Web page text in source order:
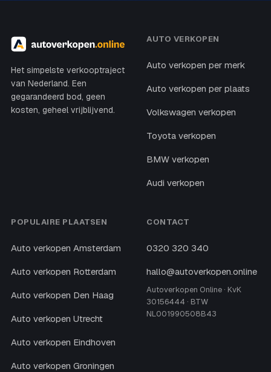
Het simpelste verkooptraject
van Nederland. Een
gegarandeerd bod, geen
kosten, geheel vrijblijvend.
AUTO VERKOPEN
Auto verkopen per merk
Auto verkopen per plaats
Volkswagen verkopen
Toyota verkopen
BMW verkopen
Audi verkopen
POPULAIRE PLAATSEN
Auto verkopen Amsterdam
Auto verkopen Rotterdam
Auto verkopen Den Haag
Auto verkopen Utrecht
Auto verkopen Eindhoven
Auto verkopen Groningen
CONTACT
0320 320 340
hallo@autoverkopen.online
Autoverkopen Online · KvK
30156444 · BTW
NL001990508B43